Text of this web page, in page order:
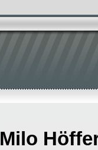
Milo